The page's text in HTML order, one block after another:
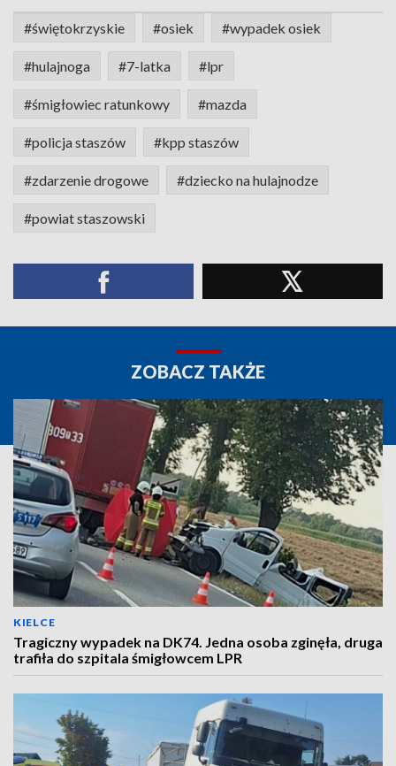
#świętokrzyskie #osiek #wypadek osiek
#hulajnoga #7-latka #lpr
#śmigłowiec ratunkowy #mazda
#policja staszów #kpp staszów
#zdarzenie drogowe #dziecko na hulajnodze
#powiat staszowski
ZOBACZ TAKŻE
KIELCE
Tragiczny wypadek na DK74. Jedna osoba zginęła, druga
trafiła do szpitala śmigłowcem LPR